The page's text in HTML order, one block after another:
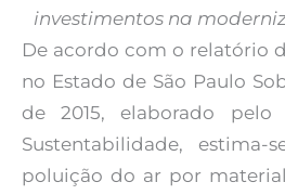
investimentos na
De acordo com o relatório
no Estado de São Paulo
de 2015, elaborado
Sustentabilidade,
poluição do ar por